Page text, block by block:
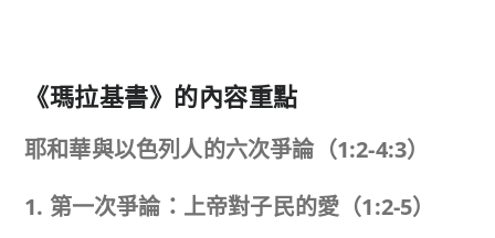
《瑪拉基書》的內容重點
耶和華與以色列人的六次爭論（1:2-4:3）
1. 第一次爭論：上帝對子民的愛（1:2-5）